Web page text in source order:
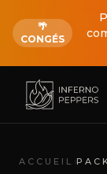
🌴
CONGÉS
ACCUEIL